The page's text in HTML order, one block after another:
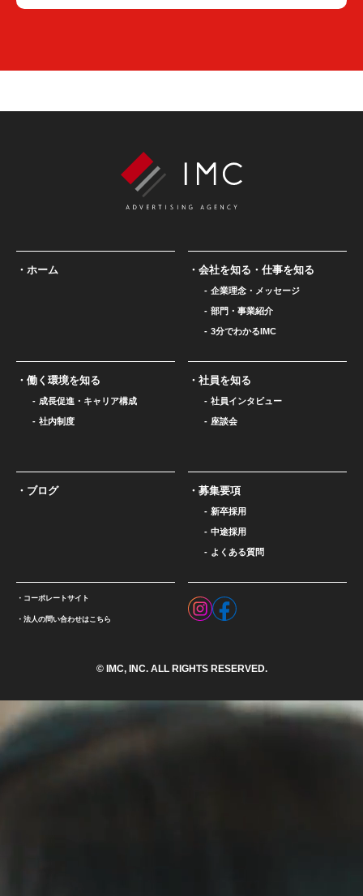
ホーム 会社を知る・仕事を知る
企業理念・メッセージ
部門・事業紹介
3分でわかるIMC
働く環境を知る
成長促進・キャリア構成
社内制度
社員を知る
社員インタビュー
座談会
ブログ 募集要項
新卒採用
中途採用
よくある質問
コーポレートサイト
法人の問い合わせはこちら
© IMC, INC. ALL RIGHTS RESERVED.